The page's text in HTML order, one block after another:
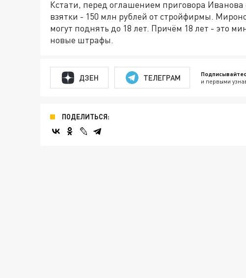
Кстати, перед оглашением приговора
взятки - 150 млн рублей от стройфирмы.
могут поднять до 18 лет. Причём 18 лет - это
новые штрафы.
ДЗЕН ТЕЛЕГРАМ и первыми
ПОДЕЛИТЬСЯ: